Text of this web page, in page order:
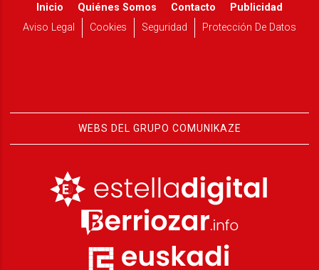
Inicio Quiénes Somos Contacto
Publicidad
Aviso Legal
Cookies Seguridad Protección De Datos
WEBS DEL GRUPO COMUNIKAZE